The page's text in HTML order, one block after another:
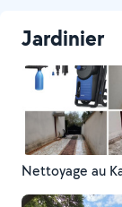
Jardinier
Nettoyage au